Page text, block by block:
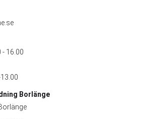
- 16.00
Borlänge